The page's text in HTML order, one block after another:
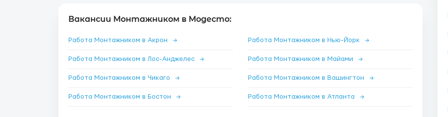
Вакансии Монтажником в Модесто:
Работа Монтажником в Акрон → Работа Монтажником в Нью-Йорк →
Работа Монтажником в Лос-Анджелес → Работа Монтажником в Майами →
Работа Монтажником в Чикаго → Работа Монтажником в Вашингтон →
Работа Монтажником в Бостон → Работа Монтажником в Атланта →